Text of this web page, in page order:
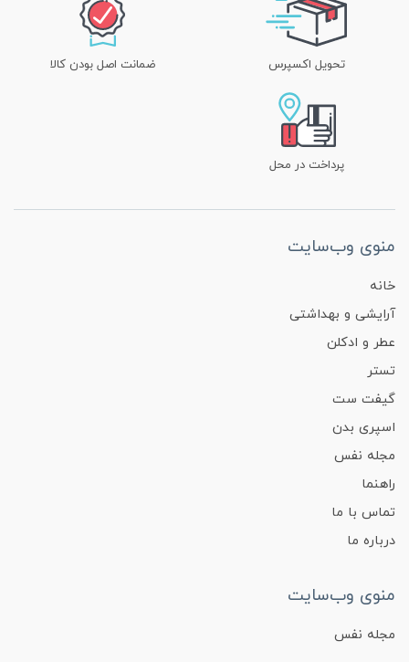
تحویل اکسپرس ضمانت اصل بودن کالا
پرداخت در محل
منوی وب‌سایت
خانه
آرایشی و بهداشتی
عطر و ادکلن
تستر
گیفت ست
اسپری بدن
مجله نفس
راهنما
تماس با ما
درباره ما
منوی وب‌سایت
مجله نفس